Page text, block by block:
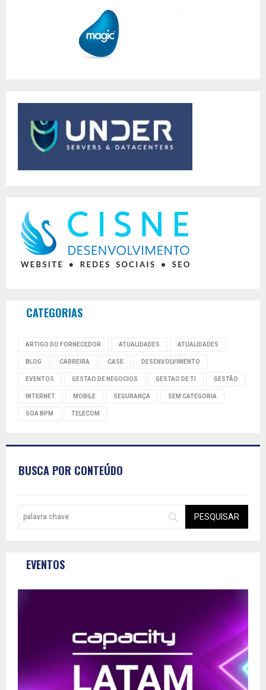
CATEGORIAS
ARTIGO DO FORNECEDOR ATUALIDADES ATUALIDADES
BLOG CARREIRA CASE DESENVOLVIMENTO
EVENTOS GESTAO DE NEGOCIOS GESTAO DE TI GESTÃO
INTERNET MOBILE SEGURANÇA SEM CATEGORIA
SOA BPM TELECOM
BUSCA POR CONTEÚDO
EVENTOS